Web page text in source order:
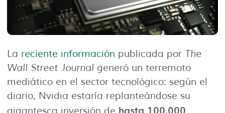
La reciente información publicada por The
Wall Street Journal generó un terremoto
mediático en el sector tecnológico: según el
diario, Nvidia estaría replanteándose su
hasta 100.000